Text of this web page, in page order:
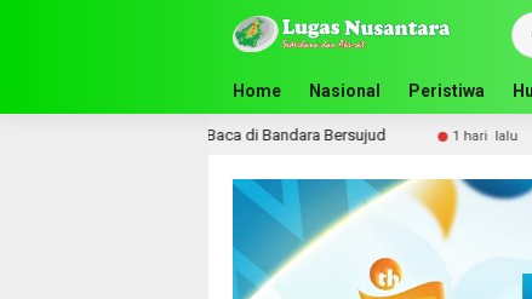
Home Nasional Peristiwa
Gelar Lapak Baca di Bandara Bersujud 1 hari lalu Bupati Andi